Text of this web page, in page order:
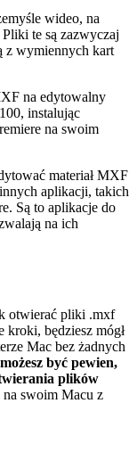
wideo, na
te są zazwyczaj
z wymiennych kart
na edytowalny
instalując
na swoim
materiał MXF
aplikacji, takich
Są to aplikacje do
na ich
otwierać pliki .mxf
kroki, będziesz mógł
Mac bez żadnych
być pewien,
plików
swoim Macu z